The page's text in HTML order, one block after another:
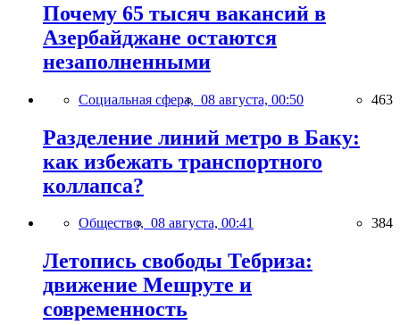
Почему 65 тысяч вакансий в
Азербайджане остаются
незаполненными
Социальная сфера, 08 августа, 00:50 463
Разделение линий метро в Баку:
как избежать транспортного
коллапса?
Общество, 08 августа, 00:41 384
Летопись свободы Тебриза:
движение Мешруте и
современность